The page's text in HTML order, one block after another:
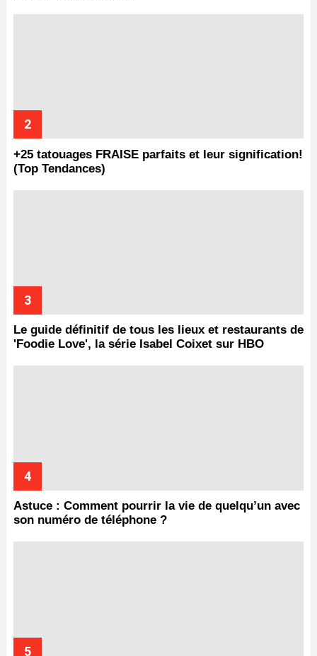
+25 tatouages ​​FRAISE parfaits et leur signification!
(Top Tendances)
Le guide définitif de tous les lieux et restaurants de
'Foodie Love', la série Isabel Coixet sur HBO
Astuce : Comment pourrir la vie de quelqu’un avec
son numéro de téléphone ?